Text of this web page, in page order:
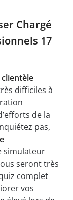
Chargé
17
clientèle
difficiles à
de la
pas,
simulateur
seront très
complet
vos